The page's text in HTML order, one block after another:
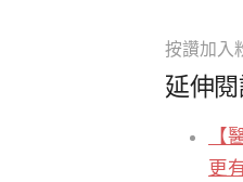
按讚加入
延伸
【
更